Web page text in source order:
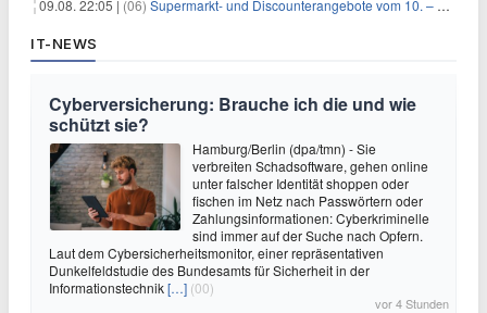
09.08. 22:05 | (06) Supermarkt- und Discounterangebote vom 10. – 15.08.2026
IT-NEWS
Cyberversicherung: Brauche ich die und wie
schützt sie?
Hamburg/Berlin (dpa/tmn) - Sie
verbreiten Schadsoftware, gehen online
unter falscher Identität shoppen oder
fischen im Netz nach Passwörtern oder
Zahlungsinformationen: Cyberkriminelle
sind immer auf der Suche nach Opfern.
Laut dem Cybersicherheitsmonitor, einer repräsentativen
Dunkelfeldstudie des Bundesamts für Sicherheit in der
Informationstechnik[…] (00)
vor 4 Stunden